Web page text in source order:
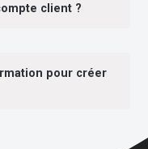
client ?
pour créer